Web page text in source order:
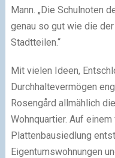
Mann. „Die Schulnoten
genau so gut wie die
Stadtteilen.“
Mit vielen Ideen,
Durchhaltevermögen
Rosengård allmählich
Wohnquartier. Auf
Plattenbausiedlung
Eigentumswohnungen